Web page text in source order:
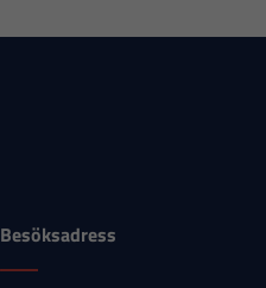
Besöksadress
funktionalitet